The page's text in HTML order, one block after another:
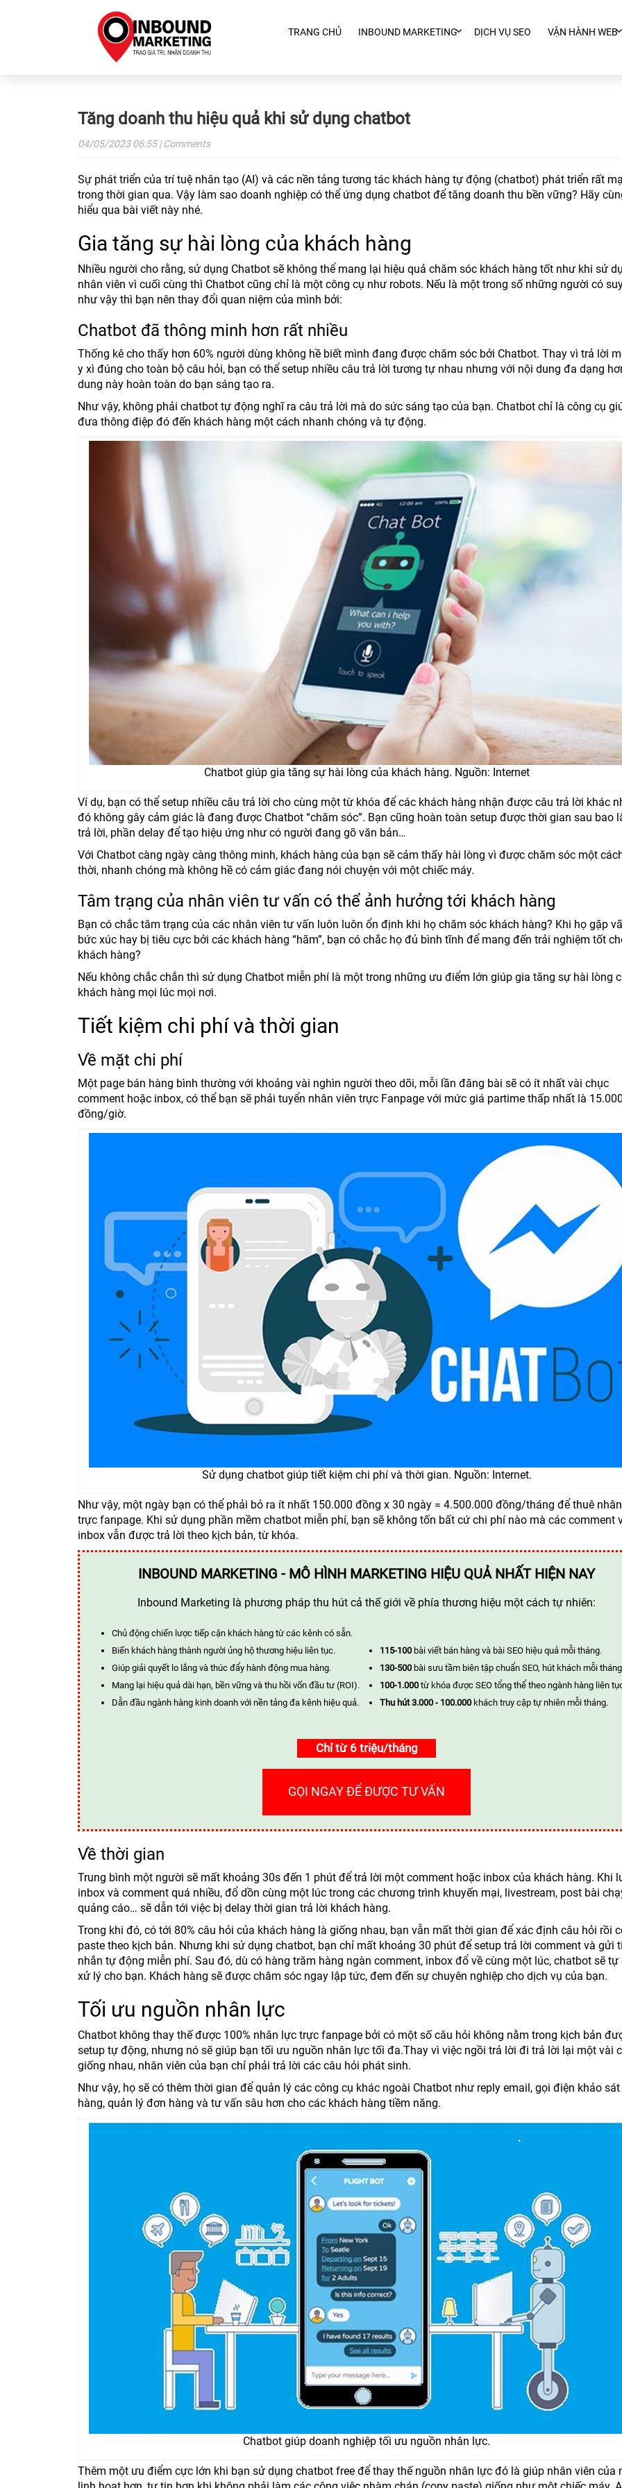
TRANG CHỦ INBOUND MARKETING DỊCH VỤ SEO VẬN HÀNH WEB
Tăng doanh thu hiệu quả khi sử dụng chatbot
04/05/202306:55| Comments
Sự phát triển của trí tuệ nhân tạo (AI) và các nền tảng tương tác khách hàng tự động (chatbot) phát triển rất
trong thời gian qua. Vậy làm sao doanh nghiệp có thể ứng dụng chatbot để tăng doanh thu bền vững? Hãy
hiểu qua bài viết này nhé.
Gia tăng sự hài lòng của khách hàng
Nhiều người cho rằng, sử dụng Chatbot sẽ không thể mang lại hiệu quả chăm sóc khách hàng tốt như khi sử
nhân viên vì cuối cùng thì Chatbot cũng chỉ là một công cụ như robots. Nếu là một trong số những người có
như vậy thì bạn nên thay đổi quan niệm của mình bởi:
Chatbot đã thông minh hơn rất nhiều
Thống kê cho thấy hơn 60% người dùng không hề biết mình đang được chăm sóc bởi Chatbot. Thay vì trả lời
y xì đúng cho toàn bộ câu hỏi, bạn có thể setup nhiều câu trả lời tương tự nhau nhưng với nội dung đa dạng
dung này hoàn toàn do bạn sáng tạo ra.
Như vậy, không phải chatbot tự động nghĩ ra câu trả lời mà do sức sáng tạo của bạn. Chatbot chỉ là công cụ
đưa thông điệp đó đến khách hàng một cách nhanh chóng và tự động.
Chatbot giúp gia tăng sự hài lòng của khách hàng. Nguồn: Internet
Ví dụ, bạn có thể setup nhiều câu trả lời cho cùng một từ khóa để các khách hàng nhận được câu trả lời khác
đó không gây cảm giác là đang được Chatbot “chăm sóc”. Bạn cũng hoàn toàn setup được thời gian sau bao
trả lời, phần delay để tạo hiệu ứng như có người đang gõ văn bản…
Với Chatbot càng ngày càng thông minh, khách hàng của bạn sẽ cảm thấy hài lòng vì được chăm sóc một
thời, nhanh chóng mà không hề có cảm giác đang nói chuyện với một chiếc máy.
Tâm trạng của nhân viên tư vấn có thể ảnh hưởng tới khách hàng
Bạn có chắc tâm trạng của các nhân viên tư vấn luôn luôn ổn định khi họ chăm sóc khách hàng? Khi họ gặp
bức xúc hay bị tiêu cực bởi các khách hàng “hãm”, bạn có chắc họ đủ bình tĩnh để mang đến trải nghiệm tốt
khách hàng?
Nếu không chắc chắn thì sử dụng Chatbot miễn phí là một trong những ưu điểm lớn giúp gia tăng sự hài lòng
khách hàng mọi lúc mọi nơi.
Tiết kiệm chi phí và thời gian
Về mặt chi phí
Một page bán hàng bình thường với khoảng vài nghìn người theo dõi, mỗi lần đăng bài sẽ có ít nhất vài chục
comment hoặc inbox, có thể bạn sẽ phải tuyển nhân viên trực Fanpage với mức giá partime thấp nhất là
đồng/giờ.
Sử dụng chatbot giúp tiết kiệm chi phí và thời gian. Nguồn: Internet.
Như vậy, một ngày bạn có thể phải bỏ ra ít nhất 150.000 đồng x 30 ngày = 4.500.000 đồng/tháng để thuê
trực fanpage. Khi sử dụng phần mềm chatbot miễn phí, bạn sẽ không tốn bất cứ chi phí nào mà các comment
inbox vẫn được trả lời theo kịch bản, từ khóa.
INBOUND MARKETING - MÔ HÌNH MARKETING HIỆU QUẢ NHẤT HIỆN NAY
Inbound Marketing là phương pháp thu hút cả thế giới về phía thương hiệu một cách tự nhiên:
Chủ động chiến lược tiếp cận khách hàng từ các kênh có sẵn.
Biến khách hàng thành người ủng hộ thương hiệu liên tục.
Giúp giải quyết lo lắng và thúc đẩy hành động mua hàng.
Mang lại hiệu quả dài hạn, bền vững và thu hồi vốn đầu tư (ROI).
Dẫn đầu ngành hàng kinh doanh với nền tảng đa kênh hiệu quả.
115-100 bài viết bán hàng và bài SEO hiệu quả mỗi tháng.
130-500 bài sưu tầm biên tập chuẩn SEO, hút khách mỗi
100-1.000 từ khóa được SEO tổng thể theo ngành hàng liên
Thu hút 3.000 - 100.000 khách truy cập tự nhiên mỗi tháng.
Chỉ từ 6 triệu/tháng
GỌI NGAY ĐỂ ĐƯỢC TƯ VẤN
Về thời gian
Trung bình một người sẽ mất khoảng 30s đến 1 phút để trả lời một comment hoặc inbox của khách hàng. Khi
inbox và comment quá nhiều, đổ dồn cùng một lúc trong các chương trình khuyến mại, livestream, post bài
quảng cáo… sẽ dẫn tới việc bị delay thời gian trả lời khách hàng.
Trong khi đó, có tới 80% câu hỏi của khách hàng là giống nhau, bạn vẫn mất thời gian để xác định câu hỏi rồi
paste theo kịch bản. Nhưng khi sử dụng chatbot, bạn chỉ mất khoảng 30 phút để setup trả lời comment và gửi
nhắn tự động miễn phí. Sau đó, dù có hàng trăm hàng ngàn comment, inbox đổ về cùng một lúc, chatbot sẽ tự
xử lý cho bạn. Khách hàng sẽ được chăm sóc ngay lập tức, đem đến sự chuyên nghiệp cho dịch vụ của bạn.
Tối ưu nguồn nhân lực
Chatbot không thay thế được 100% nhân lực trực fanpage bởi có một số câu hỏi không nằm trong kịch bản
setup tự động, nhưng nó sẽ giúp bạn tối ưu nguồn nhân lực tối đa.Thay vì việc ngồi trả lời đi trả lời lại một vài
giống nhau, nhân viên của bạn chỉ phải trả lời các câu hỏi phát sinh.
Như vậy, họ sẽ có thêm thời gian để quản lý các công cụ khác ngoài Chatbot như reply email, gọi điện khảo
hàng, quản lý đơn hàng và tư vấn sâu hơn cho các khách hàng tiềm năng.
Chatbot giúp doanh nghiệp tối ưu nguồn nhân lực.
Thêm một ưu điểm cực lớn khi bạn sử dụng chatbot free để thay thế nguồn nhân lực đó là giúp nhân viên của